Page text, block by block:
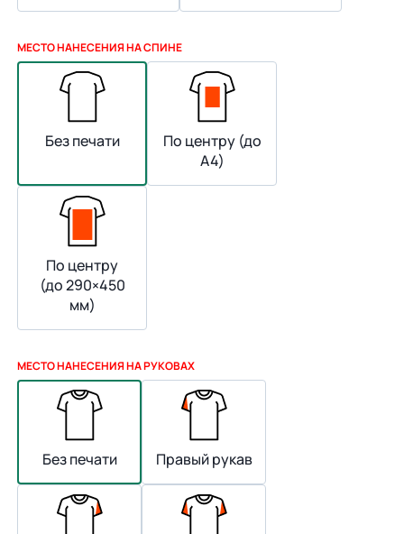
МЕСТО НАНЕСЕНИЯ НА СПИНЕ
Без печати
По центру (до
А4)
По центру
(до 290×450
мм)
МЕСТО НАНЕСЕНИЯ НА РУКОВАХ
Без печати Правый рукав